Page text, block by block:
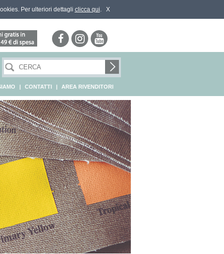
Per ulteriori dettagli clicca qui. X
| CONTATTI | AREA RIVENDITORI